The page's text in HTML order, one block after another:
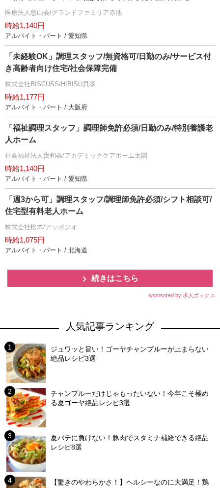
医療法人悠山会/グランドファミリア赤池
時給1,140円
アルバイト・パート / 愛知県
「未経験OK」調理スタッフ/無資格可/日勤のみ/サービス付
き高齢者向け住宅/社会保障完備
株式会社BISCUSS/HIBISU貝塚
時給1,177円
アルバイト・パート / 大阪府
「福祉調理スタッフ」調理師免許必須/日勤のみ/特別養護老
人ホーム
社会福祉法人貴和会/アカデミックケアホーム太閤
時給1,140円
アルバイト・パート / 愛知県
「週3から可」調理スタッフ/調理師免許必須/シフト相談可/
住宅型有料老人ホーム
株式会社松本/アッポジオ
時給1,075円
アルバイト・パート / 北海道
続きはこちら
sponsored by 求人ボックス
人気記事ランキング
ジュワッと旨い！ゴーヤチャンプルーが止まらない
絶品レシピ3選
チャンプルーだけじゃもったいない！今年こそ極め
る夏ゴーヤ絶品レシピ3選
夏バテに負けない！豚肉でスタミナ補給できる絶品
レシピ8選
【驚きのやわらかさ！】ヘルシーなのに大満足！鶏